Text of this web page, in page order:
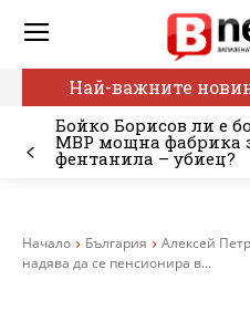
Най-важните
Бойко Борисов ли е
МВР мощна фабрика
фентанила – убиец?
Начало България
Алексей
надява да се пенсионира в...